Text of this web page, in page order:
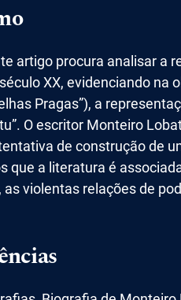
artigo procura analisar a
XX, evidenciando
Pragas”), a
O escritor Monteiro
de construção de
que a literatura é
as violentas relações de